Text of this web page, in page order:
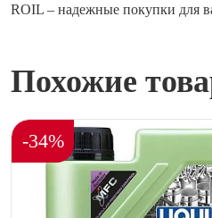
ROIL – надежные покупки для
Похожие
-34%